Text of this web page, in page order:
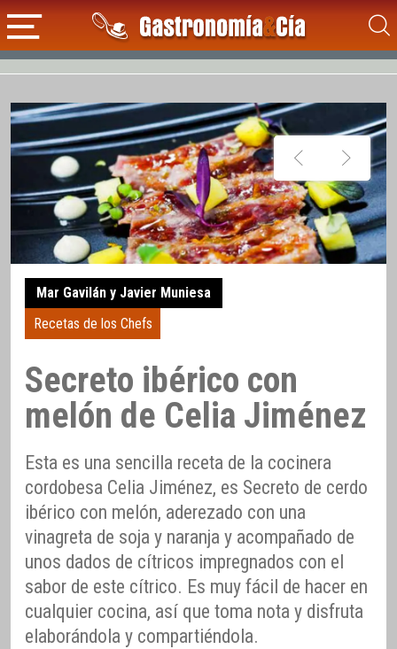
Mar Gavilán y Javier Muniesa
Recetas de los Chefs
Secreto ibérico con
melón de Celia Jiménez
Esta es una sencilla receta de la cocinera
cordobesa Celia Jiménez, es Secreto de cerdo
ibérico con melón, aderezado con una
vinagreta de soja y naranja y acompañado de
unos dados de cítricos impregnados con el
sabor de este cítrico. Es muy fácil de hacer en
cualquier cocina, así que toma nota y disfruta
elaborándola y compartiéndola.